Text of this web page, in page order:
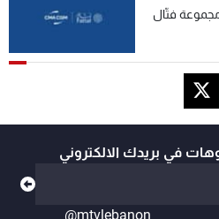
في بريدك الالكتروني
@mtvlebanon